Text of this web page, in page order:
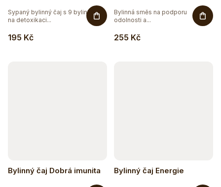
195 Kč
Sypaný bylinný čaj s 9 bylinkami
na detoxikaci...
255 Kč
Bylinná směs na podporu
odolnosti a...
Bylinný čaj Dobrá imunita Bylinný čaj Energie